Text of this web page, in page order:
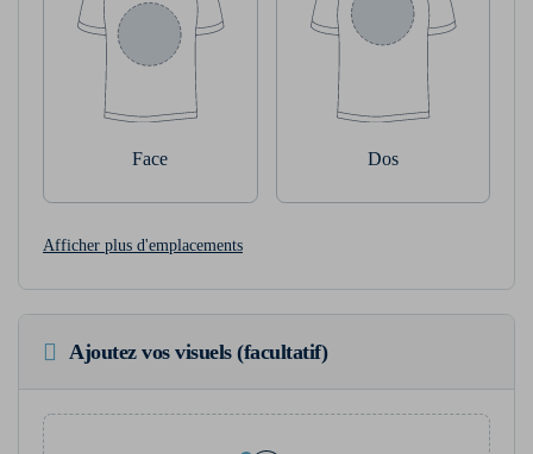
Face Dos
Afficher plus d'emplacements
Ajoutez vos visuels (facultatif)